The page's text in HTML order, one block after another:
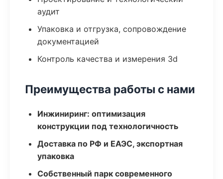
аудит
Упаковка и отгрузка, сопровождение
документацией
Контроль качества и измерения 3d
Преимущества работы с нами
Инжиниринг: оптимизация
конструкции под технологичность
Доставка по РФ и ЕАЭС, экспортная
упаковка
Собственный парк современного